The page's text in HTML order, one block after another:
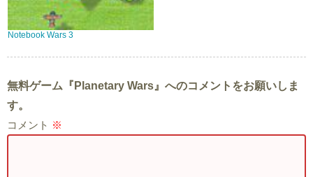
Notebook Wars 3
無料ゲーム『Planetary Wars』へのコメントをお願いしま
す。
コメント ※